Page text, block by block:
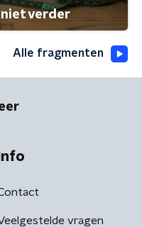
verder
Alle fragmenten
Info
vragen